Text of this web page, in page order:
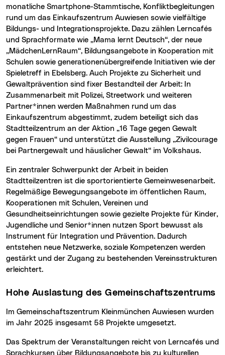
monatliche Smartphone-Stammtische, Konfliktbegleitungen
rund um das Einkaufszentrum Auwiesen sowie vielfältige
Bildungs- und Integrationsprojekte. Dazu zählen Lerncafés
und Sprachformate wie „Mama lernt Deutsch“, der neue
„MädchenLernRaum“, Bildungsangebote in Kooperation mit
Schulen sowie generationenübergreifende Initiativen wie der
Spieletreff in Ebelsberg. Auch Projekte zu Sicherheit und
Gewaltprävention sind fixer Bestandteil der Arbeit: In
Zusammenarbeit mit Polizei, Streetwork und weiteren
Partner*innen werden Maßnahmen rund um das
Einkaufszentrum abgestimmt, zudem beteiligt sich das
Stadtteilzentrum an der Aktion „16 Tage gegen Gewalt
gegen Frauen“ und unterstützt die Ausstellung „Zivilcourage
bei Partnergewalt und häuslicher Gewalt“ im Volkshaus.
Ein zentraler Schwerpunkt der Arbeit in beiden
Stadtteilzentren ist die sportorientierte Gemeinwesenarbeit.
Regelmäßige Bewegungsangebote im öffentlichen Raum,
Kooperationen mit Schulen, Vereinen und
Gesundheitseinrichtungen sowie gezielte Projekte für Kinder,
Jugendliche und Senior*innen nutzen Sport bewusst als
Instrument für Integration und Prävention. Dadurch
entstehen neue Netzwerke, soziale Kompetenzen werden
gestärkt und der Zugang zu bestehenden Vereinsstrukturen
erleichtert.
Hohe Auslastung des Gemeinschaftszentrums
im Jahr 2025 insgesamt 58 Projekte umgesetzt.
Das Spektrum der Veranstaltungen reicht von Lerncafés und
Sprachkursen über Bildungsangebote bis zu kulturellen